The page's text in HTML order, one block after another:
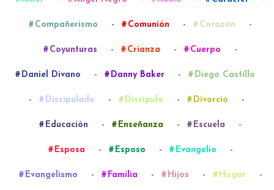
Compañerismo - Comunión - Corazón -
Coyunturas - Crianza - Cuerpo -
Daniel Divano - Danny Baker - Diego Castillo
- Discipulado - Discípulo - Divorcio -
Educación - Enseñanza - Escuela -
Esposa - Esposo - Evangelio -
Evangelismo - Familia - Hijos - Hogar -